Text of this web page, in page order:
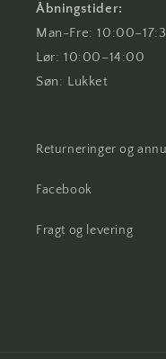
Åbningstider:
Man-Fre:
Lør: 10:00–14:00
Søn: Lukket
Returneringer og
Facebook
Fragt og levering